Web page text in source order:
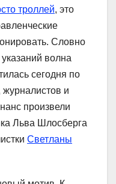
троллей, это
Словно
волна
сегодня по
и
произвели
Льва Шлосберга
Светланы